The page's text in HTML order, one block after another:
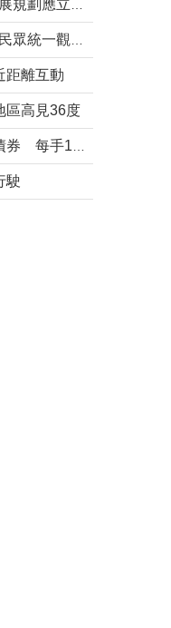
離互動
高見36度
駛